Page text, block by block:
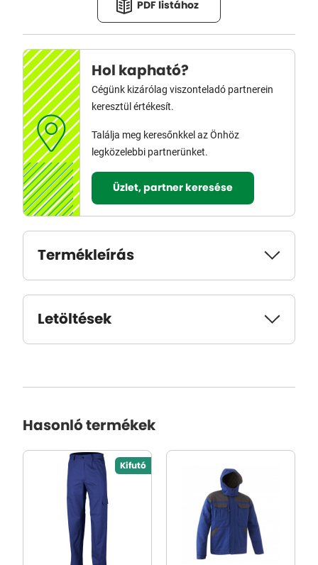
PDF listához
Hol kapható?
Cégünk kizárólag viszonteladó partnerein
keresztül értékesít.
Találja meg keresőnkkel az Önhöz
legközelebbi partnerünket.
Üzlet, partner keresése
Termékleírás
Letöltések
Hasonló termékek
Kifutó